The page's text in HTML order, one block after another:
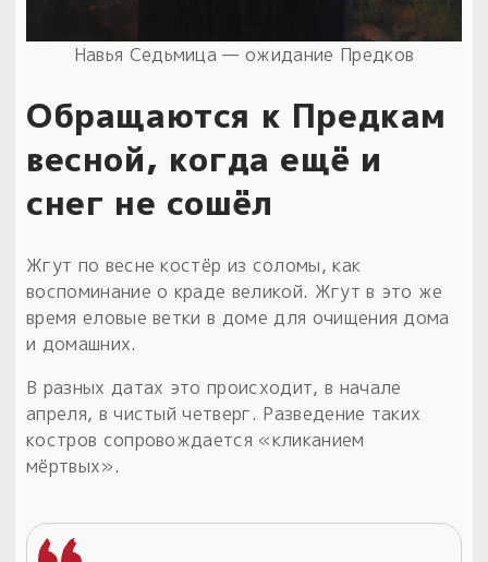
Оберег в подарок
к заказу от 3 тыс. руб.
Навья Седьмица — ожидание Предков
Обращаются к Предкам
весной, когда ещё и
снег не сошёл
Жгут по весне костёр из соломы, как
воспоминание о краде великой. Жгут в это же
время еловые ветки в доме для очищения дома
и домашних.
В разных датах это происходит, в начале
апреля, в чистый четверг. Разведение таких
костров сопровождается «кликанием
мёртвых».